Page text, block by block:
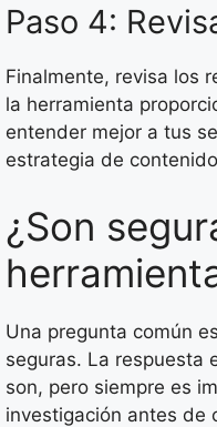
Paso 4:
Finalmente, revisa los
la herramienta
entender mejor a tus
estrategia de
¿Son
Una pregunta común
seguras. La respuesta
son, pero siempre es
investigación antes de